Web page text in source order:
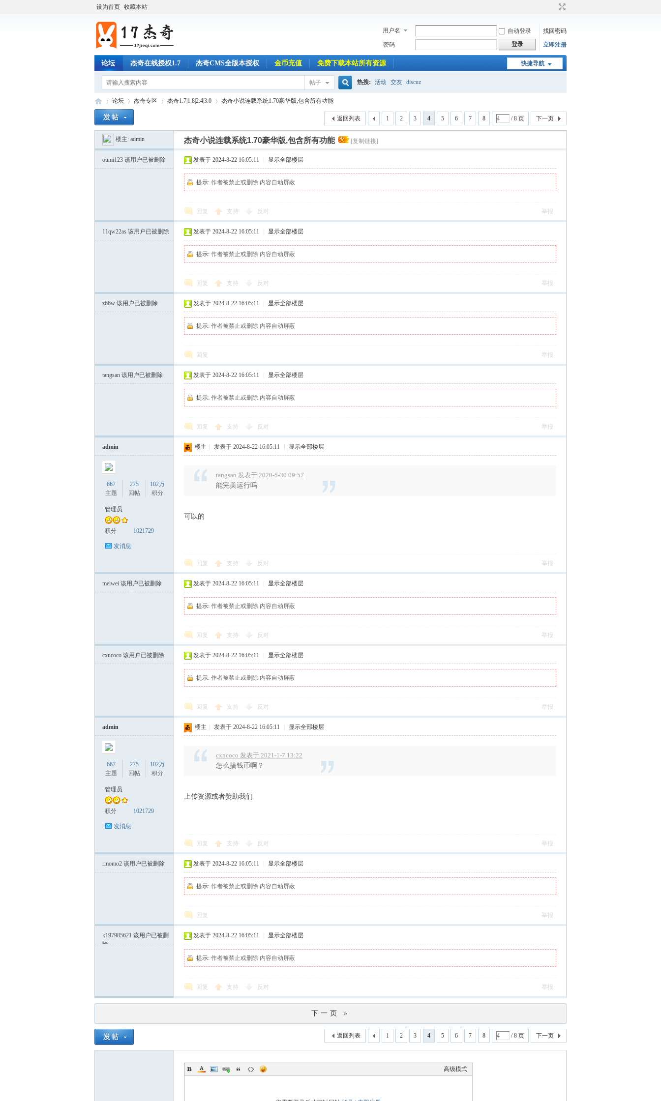
设为首页 收藏本站
用户名 自动登录
找回密码
密码
登录 立即注册
快捷导航
论坛 杰奇在线授权1.7 杰奇CMS全版本授权 金币充值 免费下载本站所有资源
帖子
索
热搜: 活动 交友 discuz
杰
»
论坛
›
杰奇专区 杰奇1.7|1.8|2.4|3.0
›
杰奇小说连载系统1.70豪华版,包含所有功能
1 2 3 4 5 6 7 8 / 8 页 下一页
返回列表
楼主: admin 杰奇小说连载系统1.70豪华版,包含所有功能 [复制链接]
oumi123 该用户已被删除 发表于 2024-8-22 16:05:11 显示全部楼层
提示: 作者被禁止或删除 内容自动屏蔽
回复 支持 反对 举报
11qw22as 该用户已被删除 发表于 2024-8-22 16:05:11 显示全部楼层
提示: 作者被禁止或删除 内容自动屏蔽
回复 支持 反对 举报
z66w 该用户已被删除 发表于 2024-8-22 16:05:11 显示全部楼层
提示: 作者被禁止或删除 内容自动屏蔽
回复 举报
tangsan 该用户已被删除 发表于 2024-8-22 16:05:11 显示全部楼层
提示: 作者被禁止或删除 内容自动屏蔽
回复 支持 反对 举报
admin
667
主题
275
回帖
102万
积分
管理员
积分 1021729
发消息
楼主 发表于 2024-8-22 16:05:11 显示全部楼层
tangsan 发表于 2020-5-30 09:57
能完美运行吗
可以的
回复 支持 反对 举报
meiwei 该用户已被删除 发表于 2024-8-22 16:05:11 显示全部楼层
提示: 作者被禁止或删除 内容自动屏蔽
回复 支持 反对 举报
cxncoco 该用户已被删除 发表于 2024-8-22 16:05:11 显示全部楼层
提示: 作者被禁止或删除 内容自动屏蔽
回复 支持 反对 举报
admin
667
主题
275
回帖
102万
积分
管理员
积分 1021729
发消息
楼主 发表于 2024-8-22 16:05:11 显示全部楼层
cxncoco 发表于 2021-1-7 13:22
怎么搞钱币啊？
上传资源或者赞助我们
回复 支持 反对 举报
rmomo2 该用户已被删除 发表于 2024-8-22 16:05:11 显示全部楼层
提示: 作者被禁止或删除 内容自动屏蔽
回复 举报
k197985621 该用户已被删
除
发表于 2024-8-22 16:05:11 显示全部楼层
提示: 作者被禁止或删除 内容自动屏蔽
回复 支持 反对 举报
下一页 »
1 2 3 4 5 6 7 8 / 8 页 下一页
返回列表
高级模式